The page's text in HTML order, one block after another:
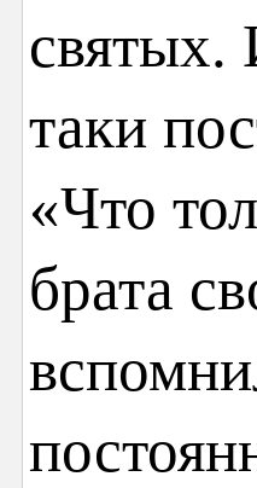
святых.
таки
«Что
брата